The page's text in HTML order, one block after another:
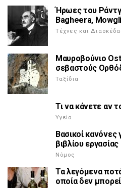
Ήρωες του
Bagheera, Mowgli
Τέχνες και
Μαυροβούνιο
σεβαστούς
Ταξίδια
Τι να κάνετε αν
Υγεία
Βασικοί
βιβλίου εργασίας
Νόμος
Τα λεγόμενα
οποία δεν